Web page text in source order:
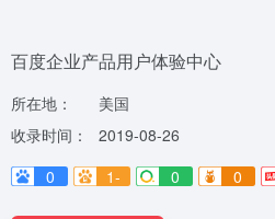
百度企业产品用户体验中心
所在地：
美国
收录时间：
2019-08-26
0
1- 0 0